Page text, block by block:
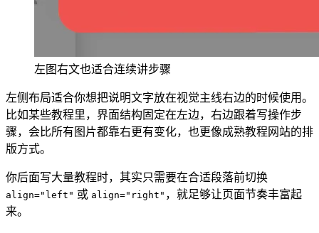
左图右文也适合连续讲步骤
左侧布局适合你想把说明文字放在视觉主线右边的时候使用。
比如某些教程里，界面结构固定在左边，右边跟着写操作步
骤，会比所有图片都靠右更有变化，也更像成熟教程网站的排
版方式。
你后面写大量教程时，其实只需要在合适段落前切换
align="left" 或 align="right" ，就足够让页面节奏丰富起
来。